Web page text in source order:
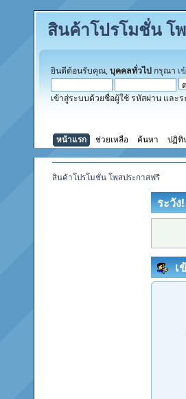
สินค้าโปรโมชั่น โ
ยินดีต้อนรับคุณ, บุคคลทั่วไป กรุณา เ
เข้าสู่ระบบด้วยชื่อผู้ใช้ รหัสผ่าน และร
หน้าแรก ช่วยเหลือ ค้นหา ปฏิทิ
สินค้าโปรโมชั่น โพสประกาสฟรี
ระวัง!
เ